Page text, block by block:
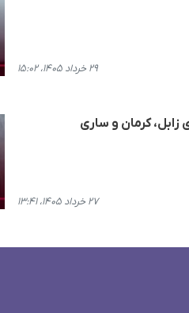
۲۹ خرداد ۱۴۰۵، ۱۵:۰۲
زابل، کرمان و ساری
۲۷ خرداد ۱۴۰۵، ۱۳:۴۱